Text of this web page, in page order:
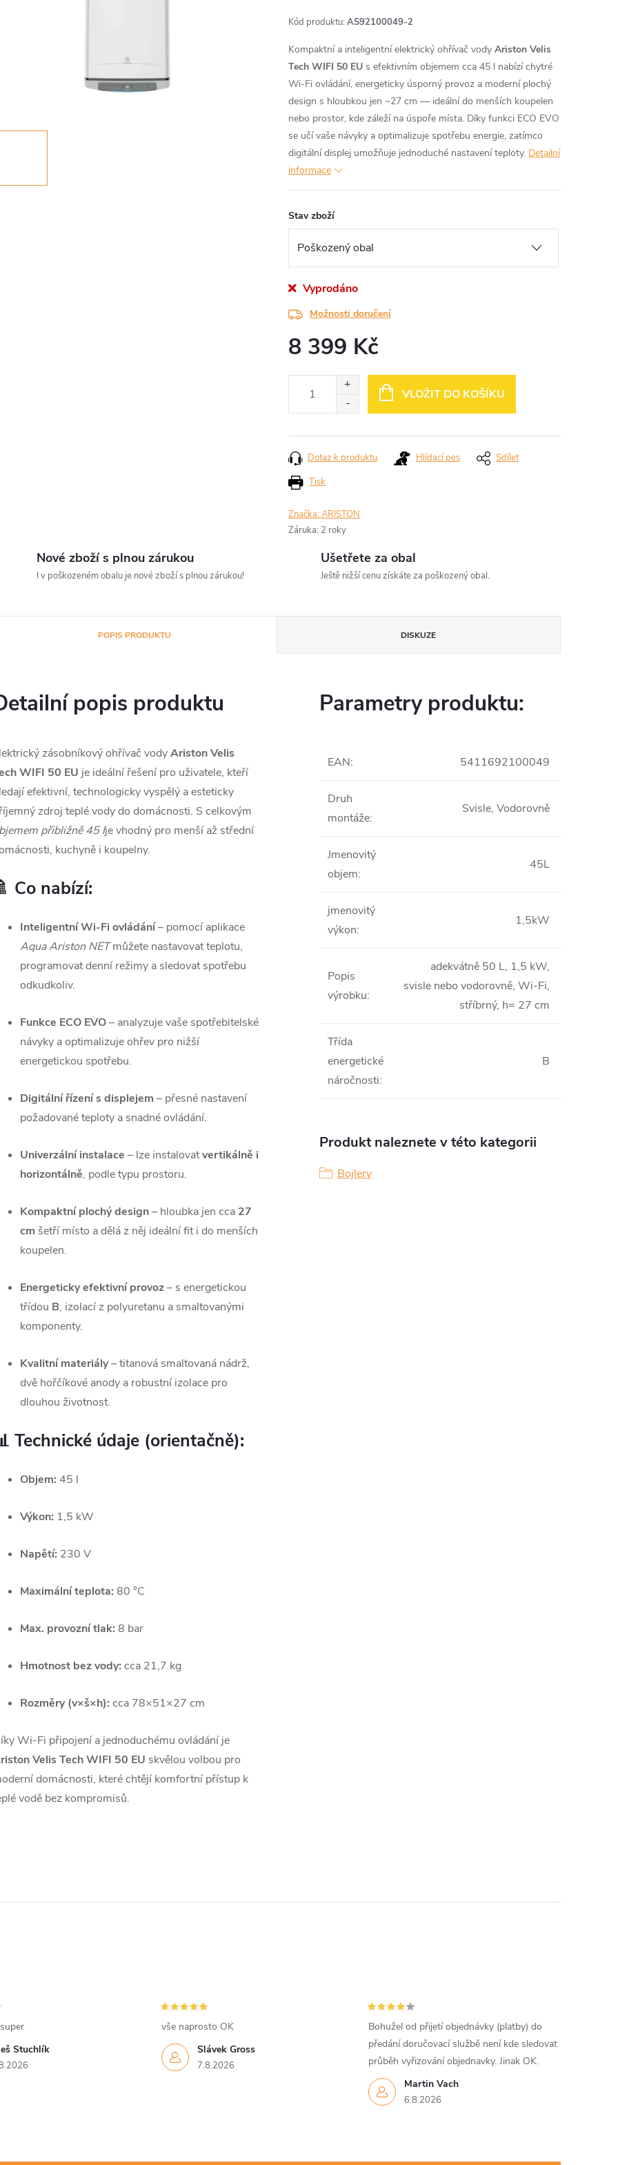
Kód produktu: AS92100049-2
Kompaktní a inteligentní elektrický ohřívač vody Ariston Velis
Tech WIFI 50 EU s efektivním objemem cca 45 l nabízí chytré
Wi-Fi ovládání, energeticky úsporný provoz a moderní plochý
design s hloubkou jen ~27 cm — ideální do menších koupelen
nebo prostor, kde záleží na úspoře místa. Díky funkci ECO EVO
se učí vaše návyky a optimalizuje spotřebu energie, zatímco
digitální displej umožňuje jednoduché nastavení teploty. Detailní
informace
Stav zboží
Vyprodáno
Možnosti doručení
8 399 Kč
VLOŽIT DO KOŠÍKU
Tisk
Dotaz k produktu Hlídací pes Sdílet
Značka:ARISTON
Záruka: 2 roky
Nové zboží s plnou zárukou
I v poškozeném obalu je nové zboží s plnou zárukou!
Ušetřete za obal
Ještě nižší cenu získáte za poškozený obal.
POPIS PRODUKTU DISKUZE
popis produktu
zásobníkový ohřívač vodyAriston Velis
WIFI 50 EU je ideální řešení pro uživatele, kteří
efektivní, technologicky vyspělý a esteticky
zdroj teplé vody do domácnosti. S celkovým
přibližně 45 lje vhodný pro menší až střední
kuchyně i koupelny.
Co nabízí:
Inteligentní Wi-Fi ovládání– pomocí aplikace
Aqua Ariston NETmůžete nastavovat teplotu,
programovat denní režimy a sledovat spotřebu
odkudkoliv.
Funkce ECO EVO– analyzuje vaše spotřebitelské
návyky a optimalizuje ohřev pro nižší
energetickou spotřebu.
Digitální řízení s displejem – přesné nastavení
požadované teploty a snadné ovládání.
Univerzální instalace – lze instalovatvertikálně i
horizontálně, podle typu prostoru.
Kompaktní plochý design– hloubka jen cca 27
cm šetří místo a dělá z něj ideální fit i do menších
koupelen.
Energeticky efektivní provoz– s energetickou
třídou B, izolací z polyuretanu a smaltovanými
komponenty.
Kvalitní materiály– titanová smaltovaná nádrž,
dvě hořčíkové anody a robustní izolace pro
dlouhou životnost.
Technické údaje (orientačně):
Objem: 45 l
Výkon: 1,5 kW
Napětí: 230 V
Maximální teplota: 80 °C
Max. provozní tlak: 8 bar
Hmotnost bez vody: cca 21,7 kg
Rozměry (v×š×h): cca 78×51×27 cm
Wi-Fi připojení a jednoduchému ovládání je
Velis Tech WIFI 50 EU skvělou volbou pro
domácnosti, které chtějí komfortní přístup k
vodě bez kompromisů.
Parametry produktu:
EAN: 5411692100049
Druh
montáže:
Svisle, Vodorovně
Jmenovitý
objem:
45L
jmenovitý
výkon:
1,5kW
Popis
výrobku:
adekvátně 50 L, 1,5 kW,
svisle nebo vodorovně, Wi-Fi,
stříbrný, h= 27 cm
Třída
energetické
náročnosti:
B
Produkt naleznete v této kategorii
Bojlery
Stuchlík
Slávek Gross
7.8.2026
vše naprosto OK
Martin Vach
6.8.2026
Bohužel od přijetí objednávky (platby) do
předání doručovací službě není kde sledovat
průběh vyřizování objednavky. Jinak OK.